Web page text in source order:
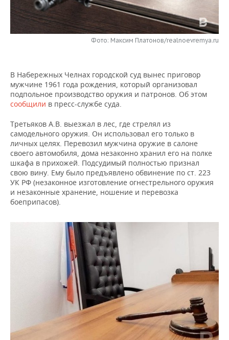
НЕФТЕХИМИЯ
НЕФТЬ
ЭНЕРГЕТИКА
РОЗНИЧНАЯ ТОРГОВЛЯ
НОВОСТИ ТЕХНОЛОГИЙ
ТЕЛЕКОММУНИКАЦИИ
МЕРОПРИЯТИЯ
НОВОСТИ МЕРОПРИЯТИЙ
БИЗНЕС-БРАНЧИ
ОТКРЫТАЯ ЛЕКЦИЯ
ФУТБОЛ
БАСКЕТБОЛ
ВОЛЕЙБОЛ
КИБЕРСПОРТ
ФИГУРНОЕ КАТАНИЕ
ВОДНЫЕ ВИДЫ СПОРТА
ХОККЕЙ С МЯЧОМ
НОВОСТИ ОБЩЕСТВА
ИНФРАСТРУКТУРА
ИСТОРИЯ
КУЛЬТУРА
МЕДИЦИНА
ОБРАЗОВАНИЕ
ПРОИСШЕСТВИЯ
ФОТОГАЛЕРЕЯ
СПРАВОЧНИК
СПИСОК ПЕРСОН
СПИСОК КОМПАНИЙ
ПОЛНАЯ ВЕРСИЯ
Фото: Максим Платонов/realnoevremya.ru
В Набережных Челнах городской суд вынес приговор
мужчине 1961 года рождения, который организовал
подпольное производство оружия и патронов. Об этом
сообщили в пресс-службе суда.
Третьяков А.В. выезжал в лес, где стрелял из
самодельного оружия. Он использовал его только в
личных целях. Перевозил мужчина оружие в салоне
своего автомобиля, дома незаконно хранил его на полке
шкафа в прихожей. Подсудимый полностью признал
свою вину. Ему было предъявлено обвинение по ст. 223
УК РФ (незаконное изготовление огнестрельного оружия
и незаконные хранение, ношение и перевозка
боеприпасов).